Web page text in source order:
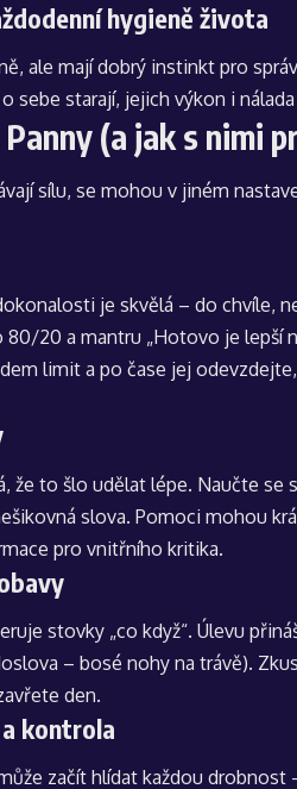
hygieně života
ale mají dobrý instinkt pro
sebe starají, jejich výkon i
(a jak s nimi
sílu, se mohou v jiném
je skvělá – do chvíle,
20 a mantru „Hotovo je lepší
limit a po čase jej
že to šlo udělat lépe. Naučte
slova. Pomoci mohou
pro vnitřního kritika.
stovky „co když“. Úlevu
– bosé nohy na trávě).
den.
kontrola
začít hlídat každou